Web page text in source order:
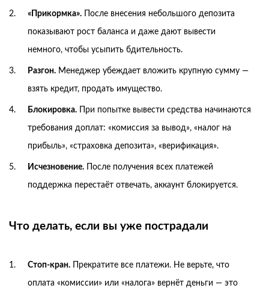
«Прикормка». После внесения небольшого депозита
показывают рост баланса и даже дают вывести
немного, чтобы усыпить бдительность.
Разгон. Менеджер убеждает вложить крупную сумму —
взять кредит, продать имущество.
Блокировка. При попытке вывести средства начинаются
требования доплат: «комиссия за вывод», «налог на
прибыль», «страховка депозита», «верификация».
Исчезновение. После получения всех платежей
поддержка перестаёт отвечать, аккаунт блокируется.
Что делать, если вы уже пострадали
Стоп-кран. Прекратите все платежи. Не верьте, что
оплата «комиссии» или «налога» вернёт деньги — это